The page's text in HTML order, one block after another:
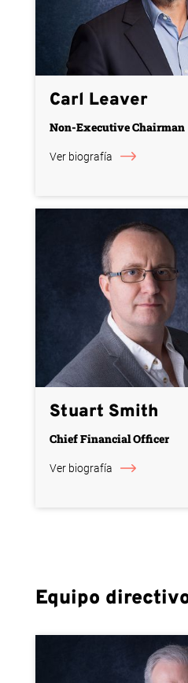
Carl Leaver
Non-Executive Chairman
Ver biografía
Stuart Smith
Chief Financial Officer
Ver biografía
Equipo